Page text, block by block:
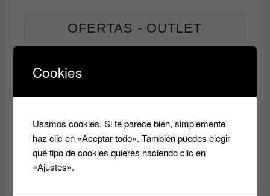
OFERTAS - OUTLET
Champu HIDRATANTE Essensity Schwarkopf
9.60€ 14.50€Rango
precios:
desde
9.60€
OFERTA
Acondicionador reparador Essensity Schwarzkopf
Sealing Lotion 1L: Reparación y Color
Cookies
Usamos cookies. Si te parece bien, simplemente
haz clic en «Aceptar todo». También puedes elegir
qué tipo de cookies quieres haciendo clic en
«Ajustes».